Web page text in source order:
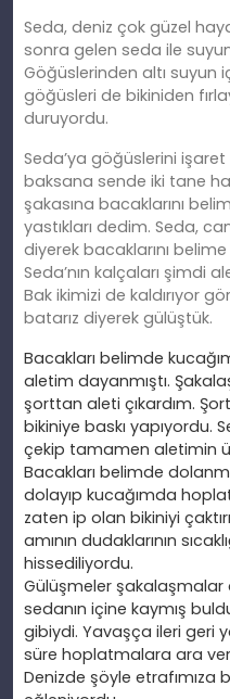
Seda, deniz çok güzel
sonra gelen seda ile
Göğüslerinden altı
göğüsleri de bikiniden
duruyordu.
Seda’ya göğüslerini
baksana sende iki tane
şakasına bacaklarını
yastıkları dedim. Seda,
diyerek bacaklarını
Seda’nın kalçaları şimdi
Bak ikimizi de kaldırıyor
batarız diyerek gülüştük.
Bacakları belimde
aletim dayanmıştı.
şorttan aleti çıkardım.
bikiniye baskı yapıyordu.
çekip tamamen aletimin
Bacakları belimde
dolayıp kucağımda
zaten ip olan bikiniyi
amının dudaklarının
hissediliyordu.
Gülüşmeler şakalaşmalar
sedanın içine kaymış
gibiydi. Yavaşça ileri geri
süre hoplatmalara ara
Denizde şöyle etrafımıza